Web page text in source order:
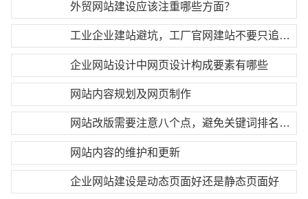
外贸网站建设应该注重哪些方面？
工业企业建站避坑，工厂官网建站不要只追求低价
企业网站设计中网页设计构成要素有哪些
网站内容规划及网页制作
网站改版需要注意八个点，避免关键词排名大面积下降
网站内容的维护和更新
企业网站建设是动态页面好还是静态页面好